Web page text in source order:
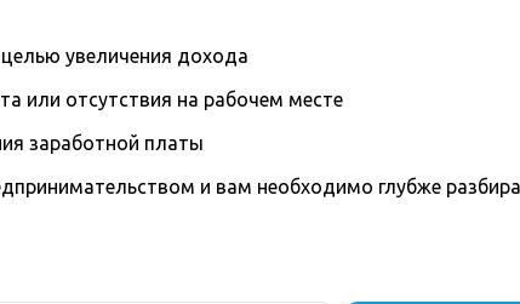
увеличения дохода
или отсутствия на рабочем месте
заработной платы
и вам необходимо глубже